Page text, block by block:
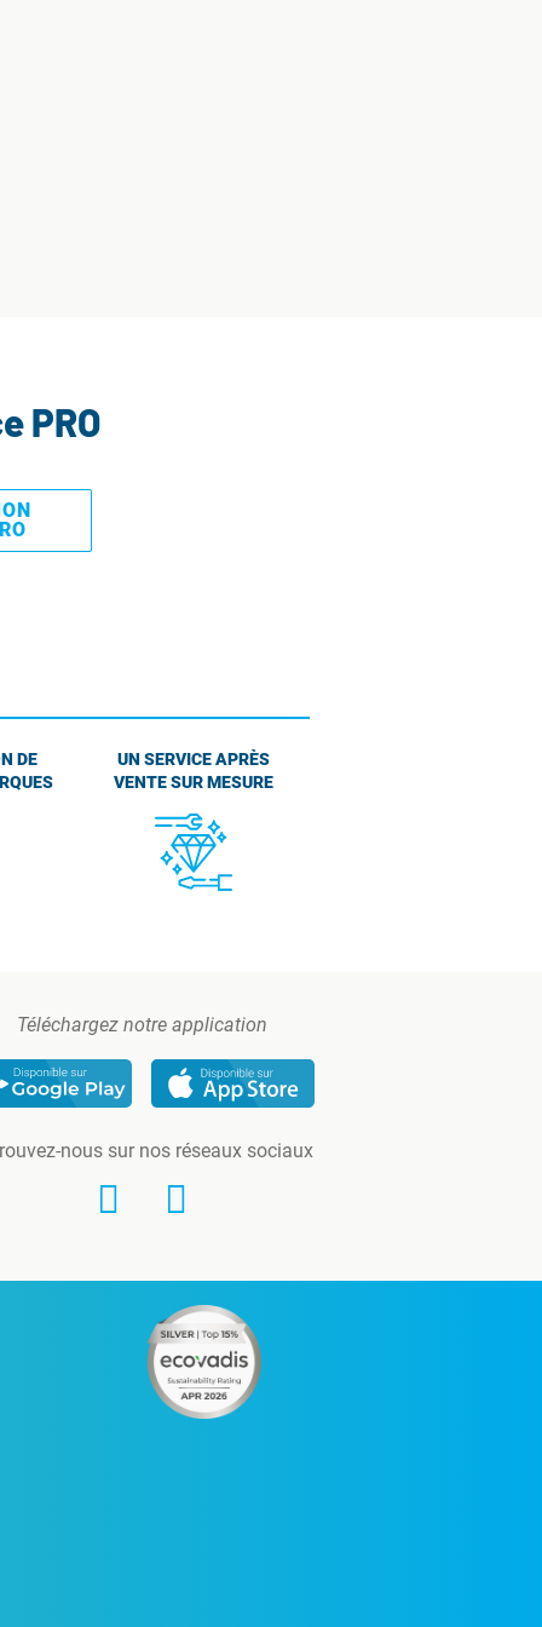
PRO
DE
UN SERVICE APRÈS
VENTE SUR MESURE
Téléchargez notre application
nous sur nos réseaux sociaux